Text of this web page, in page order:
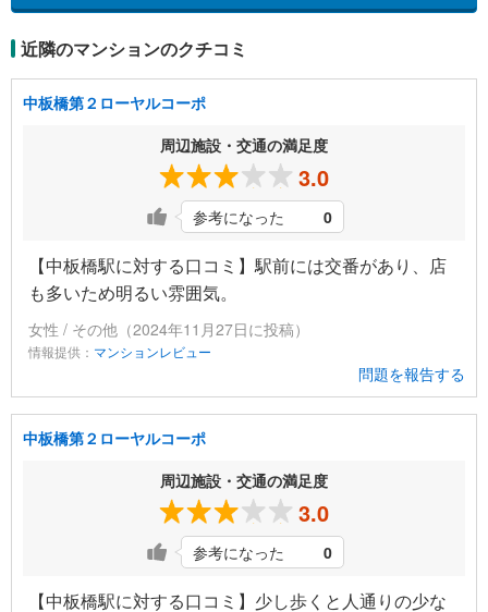
近隣のマンションのクチコミ
中板橋第２ローヤルコーポ
周辺施設・交通の満足度
3.0
参考になった 0
【中板橋駅に対する口コミ】駅前には交番があり、店
も多いため明るい雰囲気。
女性 / その他（2024年11月27日に投稿）
情報提供： マンションレビュー
問題を報告する
中板橋第２ローヤルコーポ
周辺施設・交通の満足度
3.0
参考になった 0
【中板橋駅に対する口コミ】少し歩くと人通りの少な